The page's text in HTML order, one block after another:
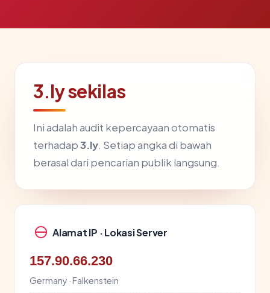
3.ly sekilas
Ini adalah audit kepercayaan otomatis
terhadap3.ly. Setiap angka di bawah
berasal dari pencarian publik langsung.
Alamat IP · Lokasi Server
157.90.66.230
Germany · Falkenstein